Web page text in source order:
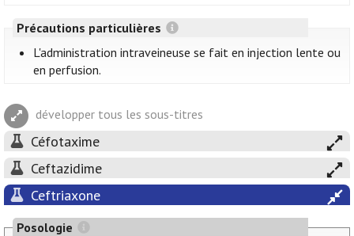
Précautions particulières
L'administration intraveineuse se fait en injection lente ou
en perfusion.
développer tous les sous-titres
Céfotaxime
Ceftazidime
Ceftriaxone
Posologie